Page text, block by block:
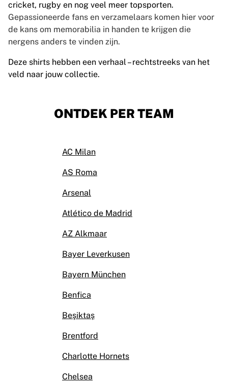
cricket, rugby en nog veel meer topsporten.
Gepassioneerde fans en verzamelaars komen hier voor
de kans om memorabilia in handen te krijgen die
nergens anders te vinden zijn.
Deze shirts hebben een verhaal – rechtstreeks van het
veld naar jouw collectie.
ONTDEK PER TEAM
AC Milan
AS Roma
Arsenal
Atlético de Madrid
AZ Alkmaar
Bayer Leverkusen
Bayern München
Benfica
Beşiktaş
Brentford
Charlotte Hornets
Chelsea